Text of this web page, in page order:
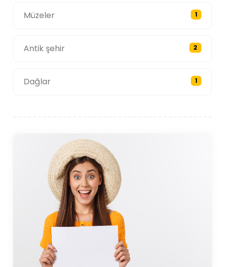
Müzeler 1
Antik şehir 2
Dağlar 1